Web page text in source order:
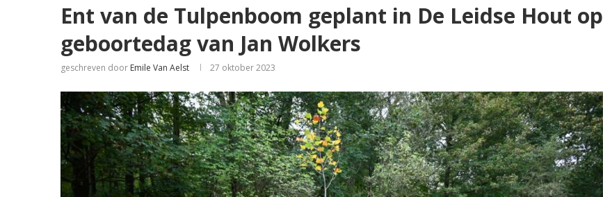
Ent van de Tulpenboom geplant in De Leidse Hout op
geboortedag van Jan Wolkers
geschreven door Emile Van Aelst 27 oktober 2023